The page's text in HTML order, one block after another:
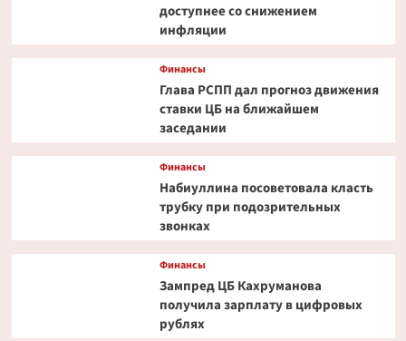
доступнее со снижением
инфляции
Финансы
Глава РСПП дал прогноз движения
ставки ЦБ на ближайшем
заседании
Финансы
Набиуллина посоветовала класть
трубку при подозрительных
звонках
Финансы
Зампред ЦБ Кахруманова
получила зарплату в цифровых
рублях